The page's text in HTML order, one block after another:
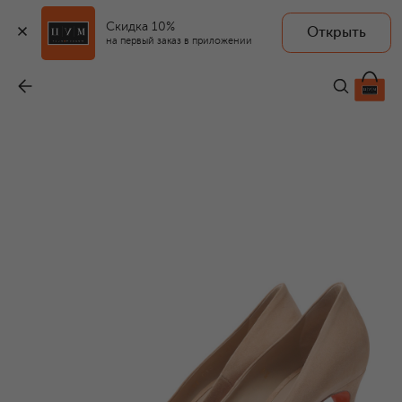
Скидка 10%
на первый заказ в приложении
Открыть
69 650 ₽